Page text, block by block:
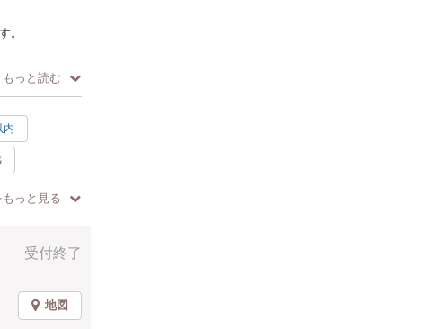
。
ります✨
もっと読む
内
もっと見る
受付終了
地図